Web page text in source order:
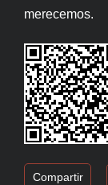
merecemos.
Compartir